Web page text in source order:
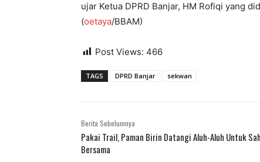
ujar Ketua DPRD Banjar, HM Rofiqi yang
(oetaya/BBAM)
Post Views: 466
TAGS DPRD Banjar sekwan
Berita Sebelumnya
Pakai Trail, Paman Birin Datangi Aluh-Aluh Untuk
Bersama